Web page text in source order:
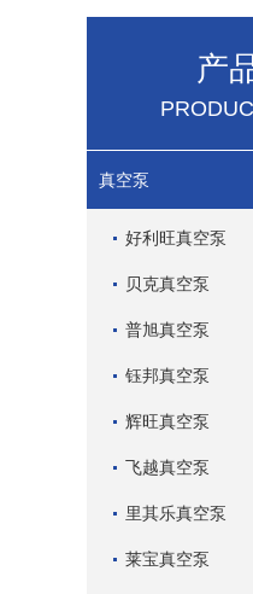
产
真空泵
好利旺真空泵
贝克真空泵
普旭真空泵
钰邦真空泵
辉旺真空泵
飞越真空泵
里其乐真空泵
莱宝真空泵